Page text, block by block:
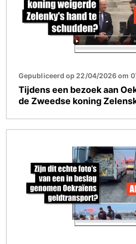
Gepubliceerd op 22/04/2026 om
Tijdens een bezoek aan
de Zweedse koning